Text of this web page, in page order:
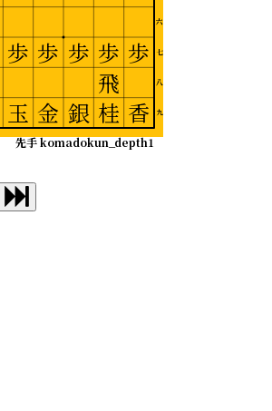
六
七
八
九
先手 komadokun_depth1
歩
香
歩
飛
桂
歩
銀
歩
金
歩
玉